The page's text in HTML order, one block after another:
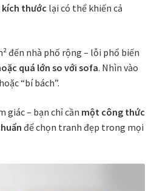
hoa
vàng
kích thước lại có thể khiến cả
đến nhà phố rộng – lỗi phổ biến
quá lớn so với sofa. Nhìn vào
“bí bách”.
giác – bạn chỉ cần một công thức
để chọn tranh đẹp trong mọi